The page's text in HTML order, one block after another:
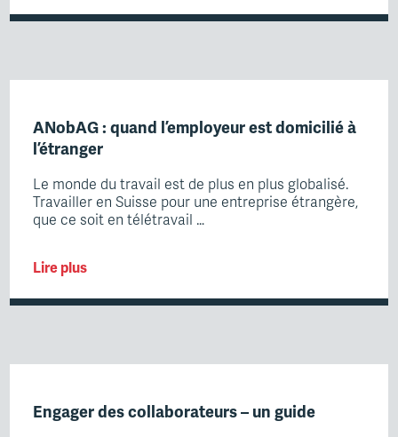
ANobAG : quand l’employeur est domicilié à
l’étranger
Le monde du travail est de plus en plus globalisé.
Travailler en Suisse pour une entreprise étrangère,
que ce soit en télétravail …
Lire plus
Engager des collaborateurs – un guide